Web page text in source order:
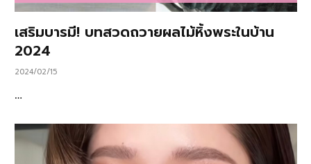
เสริมบารมี! บทสวดถวายผลไม้หิ้งพระในบ้าน
2024
2024/02/15
…